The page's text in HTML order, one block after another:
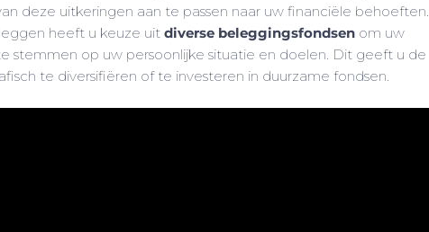
deze uitkeringen aan te passen naar uw financiële behoeften.
heeft u keuze uitdiverse beleggingsfondsen om uw
stemmen op uw persoonlijke situatie en doelen. Dit geeft u de
te diversifiëren of te investeren in duurzame fondsen.